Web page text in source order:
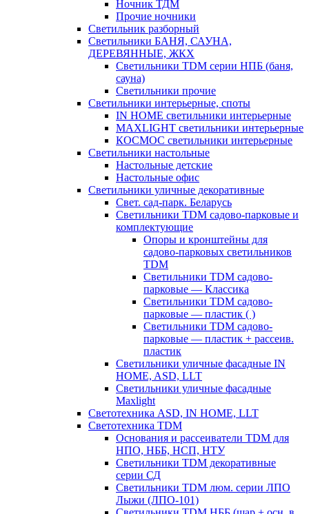
Ночник ТДМ
Прочие ночники
Светильник разборный
Светильники БАНЯ, САУНА,
ДЕРЕВЯННЫЕ, ЖКХ
Светильники TDM серии НПБ (баня,
сауна)
Светильники прочие
Светильники интерьерные, споты
IN HOME светильники интерьерные
MAXLIGHT светильники интерьерные
КОСМОС светильники интерьерные
Светильники настольные
Настольные детские
Настольные офис
Светильники уличные декоративные
Свет. сад-парк. Беларусь
Светильники TDM садово-парковые и
комплектующие
Опоры и кронштейны для
садово-парковых светильников
TDM
Светильники TDM садово-
парковые — Классика
Светильники TDM садово-
парковые — пластик ( )
Светильники TDM садово-
парковые — пластик + рассеив.
пластик
Светильники уличные фасадные IN
HOME, ASD, LLT
Светильники уличные фасадные
Maxlight
Светотехника ASD, IN HOME, LLT
Светотехника TDM
Основания и рассеиватели TDM для
НПО, НББ, НСП, НТУ
Светильники TDM декоративные
серии СД
Светильники TDM люм. серии ЛПО
Лыжи (ЛПО-101)